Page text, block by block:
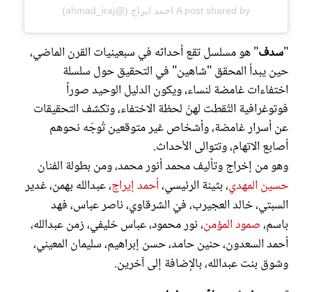
A post shared by احمد ايراج (@ahmad_iraj)
"سدف" هو مسلسل تقع أحداثه في سبعينيات القرن الماضي،
حين يبدأ المحقق "شاهين" في التحقيق حول سلسلة
اختفاءات غامضة لنساء، ويكون الدليل الوحيد صوراً
فوتوغرافية التُقطت لهنّ لحظة الاختفاء، وتكشف التحقيقات
عن أسرار غامضة، وأشخاص غير متوقعين تُوجّه نحوهم
أصابع الاتهام، وتتوالى الأحداث.
وهو من ﺇﺧﺮاﺝ وتأليف محمد أنور محمد، ومن بطولة الفنان
حسين المهدي، بثينة الرئيسي،أحمد إيراج، عبدالله بهمن، غدير
السبتي، خالد العجيرب، فيّ الشرقاوي، ناصر عباس، فهد
باسم،صمود المؤمن، نور محمود، عباس خليفي، زمن عبدالله،
أحمد السعدون، حنين حامد، حسن إبراهيم، سليمان المعيني،
وشوق بنت عبدالله، بالإضافة إلى آخرين.